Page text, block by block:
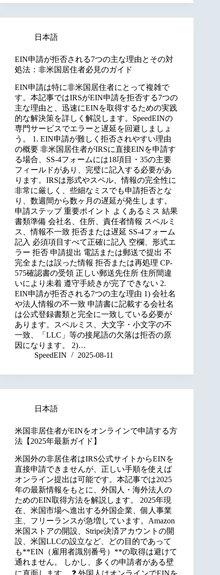
日本語
EIN申請が拒否される7つの主な理由とその対
処法：非米国居住者必見のガイド
EIN申請は特に非米国居住者にとって複雑で
す。本記事ではIRSがEIN申請を拒否する7つの
主な理由と、迅速にEINを取得するための実践
的な解決策を詳しく解説します。SpeedEINの
専門サービスでエラーと遅延を回避しましょ
う。 1. EIN申請が難しく拒否されやすい理由
の概要 非米国居住者がIRSに直接EINを申請す
る場合、SS-4フォームには18項目・35の主要
フィールドがあり、完璧に記入する必要があ
ります。IRSは形式やスペル、情報の完全性に
非常に厳しく、些細なミスでも申請拒否とな
り、数週間から数ヶ月の遅延が発生します。
申請ステップ 重要ポイント よくあるミス 結果
書類準備 会社名、住所、責任者情報 スペルミ
ス、情報不一致 拒否または遅延 SS-4フォーム
記入 必須項目すべて正確に記入 空欄、形式エ
ラー 拒否 申請提出 電話または郵送で提出 不
完全または誤った情報 拒否または再処理 CP-
575確認書の受領 正しい郵送先住所 住所間違
いにより未着 遵守手続きが完了できない 2.
EIN申請が拒否される7つの主な理由 1) 会社名
や法人情報の不一致 申請書に記載する会社名
は公式登録書類と完全に一致している必要が
あります。スペルミス、大文字・小文字の不
一致、「LLC」等の接尾語の欠落は拒否の原
因になります。 2)…
SpeedEIN
2025-08-11
日本語
米国非居住者がEINをオンラインで申請する方
法【2025年最新ガイド】
米国外の非居住者はIRS公式サイトからEINを
直接申請できませんが、正しい手順を使えば
オンライン提出は可能です。本記事では2025
年の最新情報をもとに、外国人・海外法人の
ためのEIN取得方法を解説します。 2025年現
在、米国市場へ進出する外国企業、個人事業
主、フリーランスが急増しています。Amazon
米国ストアの開設、Stripe決済アカウントの開
設、米国LLCの設立など、どの目的であって
も**EIN（雇用者識別番号）**の取得は避けて
通れません。 しかし、多くの申請者がある壁
に直面します。 ❓ 外国人はオンラインでEINを